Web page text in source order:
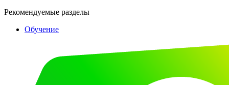
Рекомендуемые разделы
Обучение